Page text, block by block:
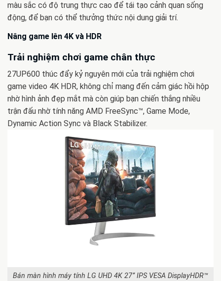
màu sắc có độ trung thực cao để tái tạo cảnh quan sống
động, để bạn có thể thưởng thức nội dung giải trí.
Nâng game lên 4K và HDR
Trải nghiệm chơi game chân thực
27UP600 thúc đẩy kỷ nguyên mới của trải nghiệm chơi
game video 4K HDR, không chỉ mang đến cảm giác hồi hộp
nhờ hình ảnh đẹp mắt mà còn giúp bạn chiến thắng nhiều
trận đấu nhờ tính năng AMD FreeSync™, Game Mode,
Dynamic Action Sync và Black Stabilizer.
Bán màn hình máy tính LG UHD 4K 27” IPS VESA DisplayHDR™